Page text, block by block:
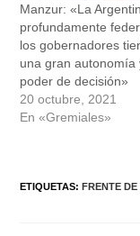
Manzur: «La
profundamente
los gobernadores
una gran autonomía
poder de decisión»
20 octubre, 2021
En «Gremiales»
ETIQUETAS:FRENTE